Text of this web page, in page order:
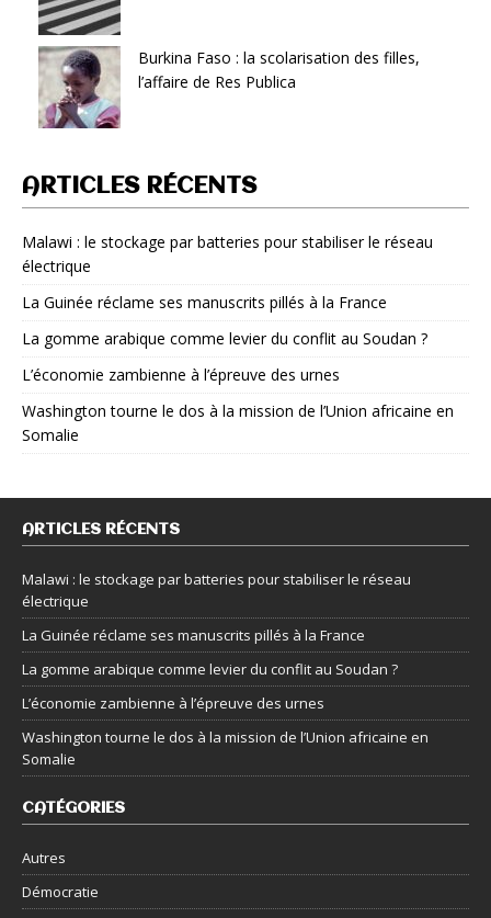
Burkina Faso : la scolarisation des filles,
l’affaire de Res Publica
ARTICLES RÉCENTS
Malawi : le stockage par batteries pour stabiliser le réseau
électrique
La Guinée réclame ses manuscrits pillés à la France
La gomme arabique comme levier du conflit au Soudan ?
L’économie zambienne à l’épreuve des urnes
Washington tourne le dos à la mission de l’Union africaine en
Somalie
ARTICLES RÉCENTS
Malawi : le stockage par batteries pour stabiliser le réseau
électrique
La Guinée réclame ses manuscrits pillés à la France
La gomme arabique comme levier du conflit au Soudan ?
L’économie zambienne à l’épreuve des urnes
Washington tourne le dos à la mission de l’Union africaine en
Somalie
CATÉGORIES
Autres
Démocratie